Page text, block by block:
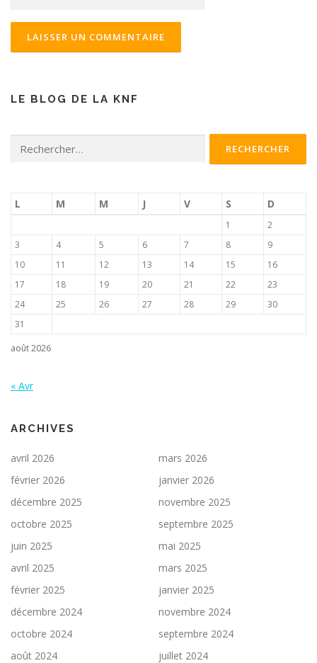
LE BLOG DE LA KNF
août 2026
L M M J V S D
1
2
3
4 5 6 7 8
9
10
11 12 13 14 15
16
17
18 19 20 21 22
23
24
25 26 27 28 29
30
31
« Avr
ARCHIVES
avril 2026
mars 2026
février 2026
janvier 2026
décembre 2025
novembre 2025
octobre 2025
septembre 2025
juin 2025
mai 2025
avril 2025
mars 2025
février 2025
janvier 2025
décembre 2024
novembre 2024
octobre 2024
septembre 2024
août 2024
juillet 2024